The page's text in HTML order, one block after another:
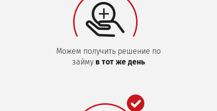
Можем получить решение по
займу в тот же день